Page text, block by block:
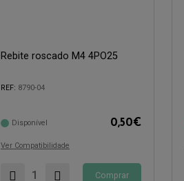
Rebite roscado M4 4PO25
REF: 8790-04
Disponível 0,50€
Ver Compatibilidade
Comprar